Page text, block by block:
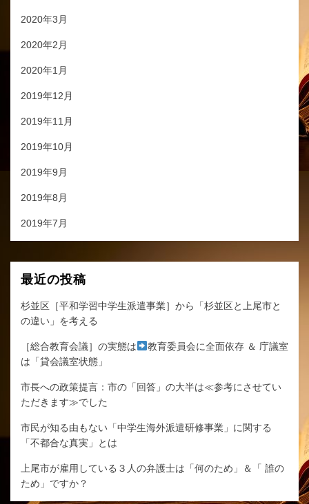
2020年3月
2020年2月
2020年1月
2019年12月
2019年11月
2019年10月
2019年9月
2019年8月
2019年7月
最近の投稿
杉並区［平和学習中学生派遣事業］から「杉並区と上尾市と
の違い」を考える
［総合教育会議］の実態は
教育委員会に全面依存 ＆ 庁議室
は「貸会議室状態」
市長への政策提言：市の「回答」の大半は≪参考にさせてい
ただきます≫でした
市民が知る由もない「中学生海外派遣研修事業」に関する
「不都合な真実」とは
上尾市が雇用している３人の弁護士は「何のため」＆「 誰の
ため」ですか？